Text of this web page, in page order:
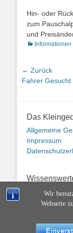
Wir
Webseite
Hin- oder
zum
und
Kategorien
Informationen
← Zurück
Vorheriger
Fahrer Gesucht
Das
Allgemeine
Impressum
Partnerseiten